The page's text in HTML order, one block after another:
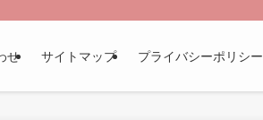
せ サイトマップ プライバシーポリシー